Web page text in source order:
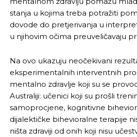
stanja u kojima treba potražiti
dovode do pretjerivanja u
u njihovim očima preuveličavaju
Na ovo ukazuju neočekivani
eksperimentalnih interventnih
mentalno zdravlje koji su se
Australiji: učenici koji su prošli
samoprocjene, kognitivne
dijalektičke bihevioralne terapije
ništa zdraviji od onih koji nisu